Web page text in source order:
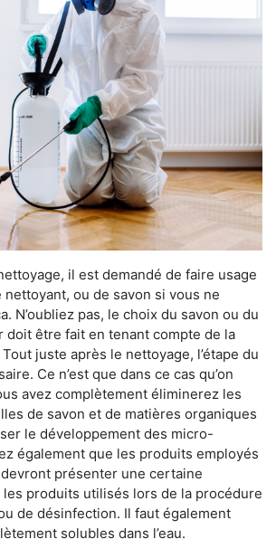
il est demandé de faire usage
ou de savon si vous ne
N’oubliez pas, le choix du savon ou du
doit être fait en tenant compte de la
juste après le nettoyage, l’étape du
Ce n’est que dans ce cas qu’on
avez complètement éliminerez les
de savon et de matières organiques
le développement des micro-
également que les produits employés
présenter une certaine
produits utilisés lors de la procédure
de désinfection. Il faut également
solubles dans l’eau.